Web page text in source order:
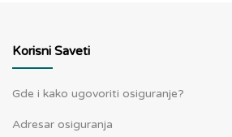
Korisni Saveti
Gde i kako ugovoriti osiguranje?
Adresar osiguranja